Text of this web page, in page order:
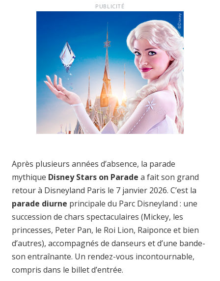
PUBLICITÉ
Après plusieurs années d’absence, la parade
mythique Disney Stars on Parade a fait son grand
retour à Disneyland Paris le 7 janvier 2026. C’est la
parade diurne principale du Parc Disneyland : une
succession de chars spectaculaires (Mickey, les
princesses, Peter Pan, le Roi Lion, Raiponce et bien
d’autres), accompagnés de danseurs et d’une bande-
son entraînante. Un rendez-vous incontournable,
compris dans le billet d’entrée.